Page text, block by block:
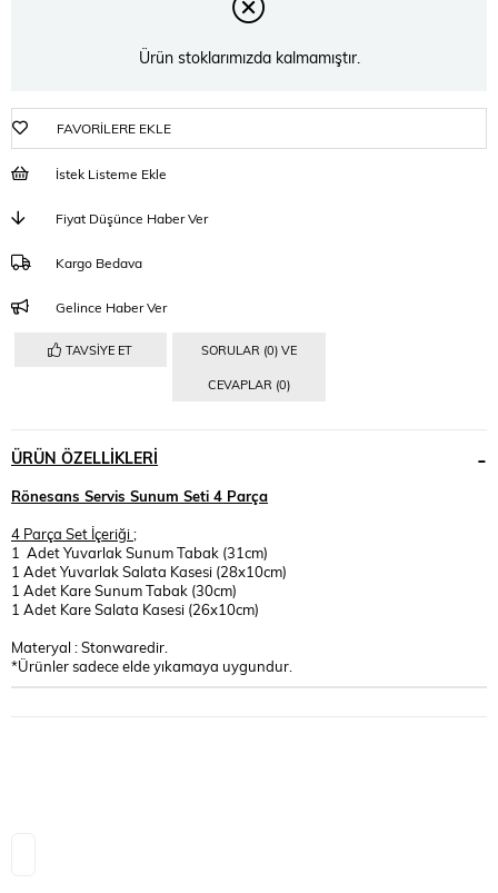
Ürün stoklarımızda kalmamıştır.
FAVORILERE EKLE
İstek Listeme Ekle
Fiyat Düşünce Haber Ver
Kargo Bedava
Gelince Haber Ver
TAVSIYE ET SORULAR (0) VE
CEVAPLAR (0)
ÜRÜN ÖZELLIKLERI
Rönesans Servis Sunum Seti 4 Parça
4 Parça Set İçeriği ;
1 Adet Yuvarlak Sunum Tabak (31cm)
1 Adet Yuvarlak Salata Kasesi (28x10cm)
1 Adet Kare Sunum Tabak (30cm)
1 Adet Kare Salata Kasesi (26x10cm)
Materyal : Stonwaredir.
*Ürünler sadece elde yıkamaya uygundur.